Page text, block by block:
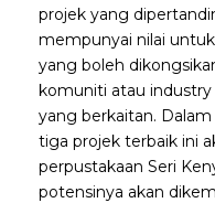
projek yang
mempunyai nilai
yang boleh
komuniti atau
yang berkaitan.
tiga projek terbaik ini
perpustakaan Seri
potensinya akan